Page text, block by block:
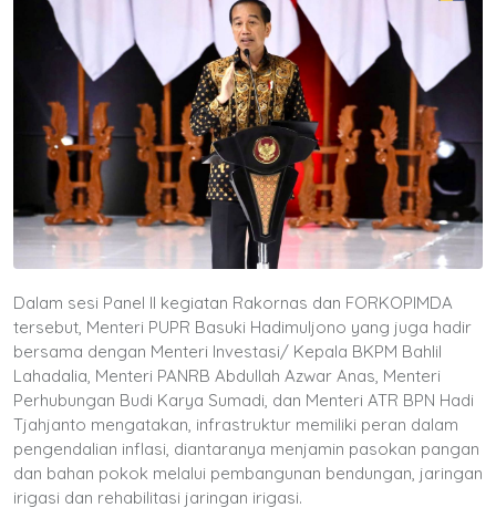
Dalam sesi Panel II kegiatan Rakornas dan FORKOPIMDA
tersebut, Menteri PUPR Basuki Hadimuljono yang juga hadir
bersama dengan Menteri Investasi/ Kepala BKPM Bahlil
Lahadalia, Menteri PANRB Abdullah Azwar Anas, Menteri
Perhubungan Budi Karya Sumadi, dan Menteri ATR BPN Hadi
Tjahjanto mengatakan, infrastruktur memiliki peran dalam
pengendalian inflasi, diantaranya menjamin pasokan pangan
dan bahan pokok melalui pembangunan bendungan, jaringan
irigasi dan rehabilitasi jaringan irigasi.